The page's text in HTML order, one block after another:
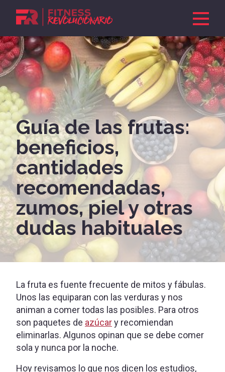
Guía de las frutas:
beneficios,
cantidades
recomendadas,
zumos, piel y otras
dudas habituales
La fruta es fuente frecuente de mitos y fábulas.
Unos las equiparan con las verduras y nos
animan a comer todas las posibles. Para otros
son paquetes de azúcary recomiendan
eliminarlas. Algunos opinan que se debe comer
sola y nunca por la noche.
Hoy revisamos lo que nos dicen los estudios,